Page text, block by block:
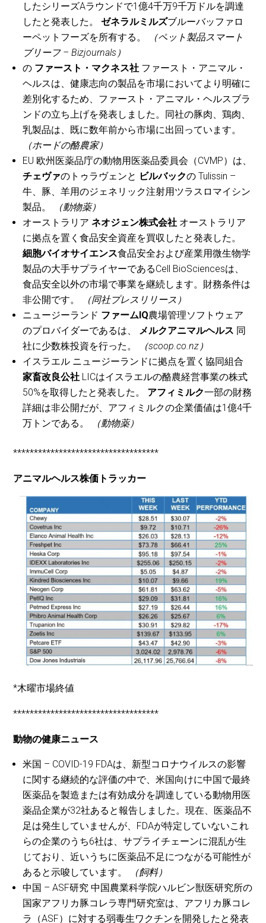
したシリーズAラウンドで1億4千万9千万ドルを調達
したと発表した。ゼネラルミルズブルーバッファロ
ーペットフーズを所有する。
（ペット製品スマート
ブリーフ – Bizjournals）
の ファースト・マクネス社 ファースト・アニマル・
ヘルスは、健康志向の製品を市場においてより明確に
差別化するため、ファースト・アニマル・ヘルスブラ
ンドの立ち上げを発表しました。同社の豚肉、鶏肉、
乳製品は、既に数年前から市場に出回っています。
（ホードの酪農家）
EU 欧州医薬品庁の動物用医薬品委員会（CVMP）は、
チェヴァのトゥラヴェンと ビルバックの Tulissin –
牛、豚、羊用のジェネリック注射用ツラスロマイシン
製品。
（動物薬）
オーストラリアネオジェン株式会社 オーストラリア
に拠点を置く食品安全資産を買収したと発表した。
細胞バイオサイエンス食品安全および産業用微生物学
製品の大手サプライヤーであるCell BioSciencesは、
食品安全以外の市場で事業を継続します。財務条件は
非公開です。
（同社プレスリリース）
ニュージーランド ファームIQ農場管理ソフトウェア
のプロバイダーであるは、 メルクアニマルヘルス 同
社に少数株投資を行った。
（scoop.co.nz）
イスラエル ニュージーランドに拠点を置く協同組合
家畜改良公社 LICはイスラエルの酪農経営事業の株式
50%を取得したと発表した。 アフィミルク一部の財務
詳細は非公開だが、アフィミルクの企業価値は1億4千
万トンである。
（動物薬）
***********************************
アニマルヘルス株価トラッカー
*木曜市場終値
***********************************
動物の健康ニュース
米国 – COVID-19 FDAは、新型コロナウイルスの影響
に関する継続的な評価の中で、米国向けに中国で最終
医薬品を製造または有効成分を調達している動物用医
薬品企業が32社あると報告しました。現在、医薬品不
足は発生していませんが、FDAが特定していないこれ
らの企業のうち6社は、サプライチェーンに混乱が生
じており、近いうちに医薬品不足につながる可能性が
あると示唆しています。
（飼料）
中国 – ASF研究 中国農業科学院ハルビン獣医研究所の
国家アフリカ豚コレラ専門研究室は、アフリカ豚コレ
ラ（ASF）に対する弱毒生ワクチンを開発したと発表